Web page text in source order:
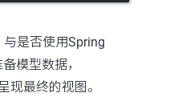
是否使用Spring
模型数据，
现最终的视图。